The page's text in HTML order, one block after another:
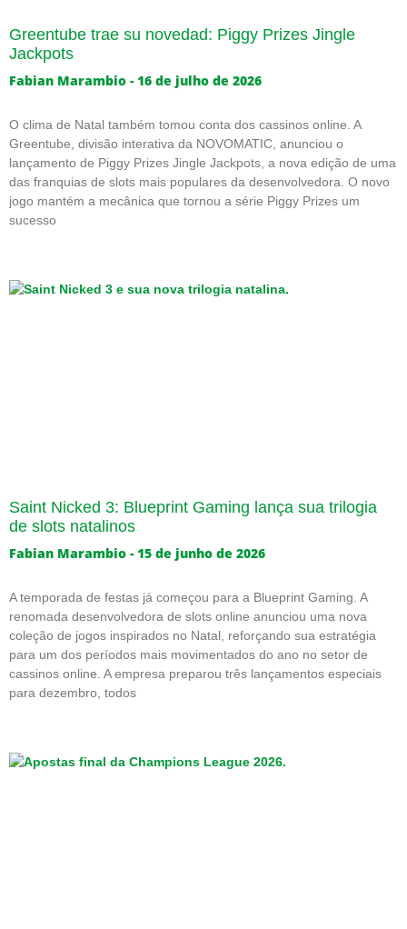
Greentube trae su novedad: Piggy Prizes Jingle
Jackpots
Fabian Marambio 16 de julho de 2026
O clima de Natal também tomou conta dos cassinos online. A
Greentube, divisão interativa da NOVOMATIC, anunciou o
lançamento de Piggy Prizes Jingle Jackpots, a nova edição de uma
das franquias de slots mais populares da desenvolvedora. O novo
jogo mantém a mecânica que tornou a série Piggy Prizes um
sucesso
Saint Nicked 3: Blueprint Gaming lança sua trilogia
de slots natalinos
Fabian Marambio 15 de junho de 2026
A temporada de festas já começou para a Blueprint Gaming. A
renomada desenvolvedora de slots online anunciou uma nova
coleção de jogos inspirados no Natal, reforçando sua estratégia
para um dos períodos mais movimentados do ano no setor de
cassinos online. A empresa preparou três lançamentos especiais
para dezembro, todos